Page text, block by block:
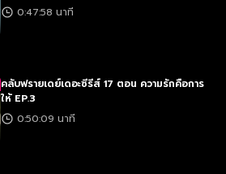
0:47:58 นาที
คลับฟรายเดย์เดอะซีรีส์ 17 ตอน ความรักคือการ
ให้ EP.3
0:50:09 นาที